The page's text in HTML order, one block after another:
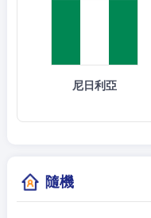
尼日利亞
隨機